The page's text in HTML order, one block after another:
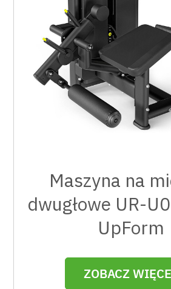
Maszyna na
dwugłowe UR-
UpForm
ZOBACZ